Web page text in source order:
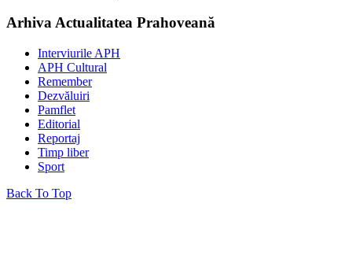
Arhiva Actualitatea Prahoveană
Interviurile APH
APH Cultural
Remember
Dezvăluiri
Pamflet
Editorial
Reportaj
Timp liber
Sport
Back To Top